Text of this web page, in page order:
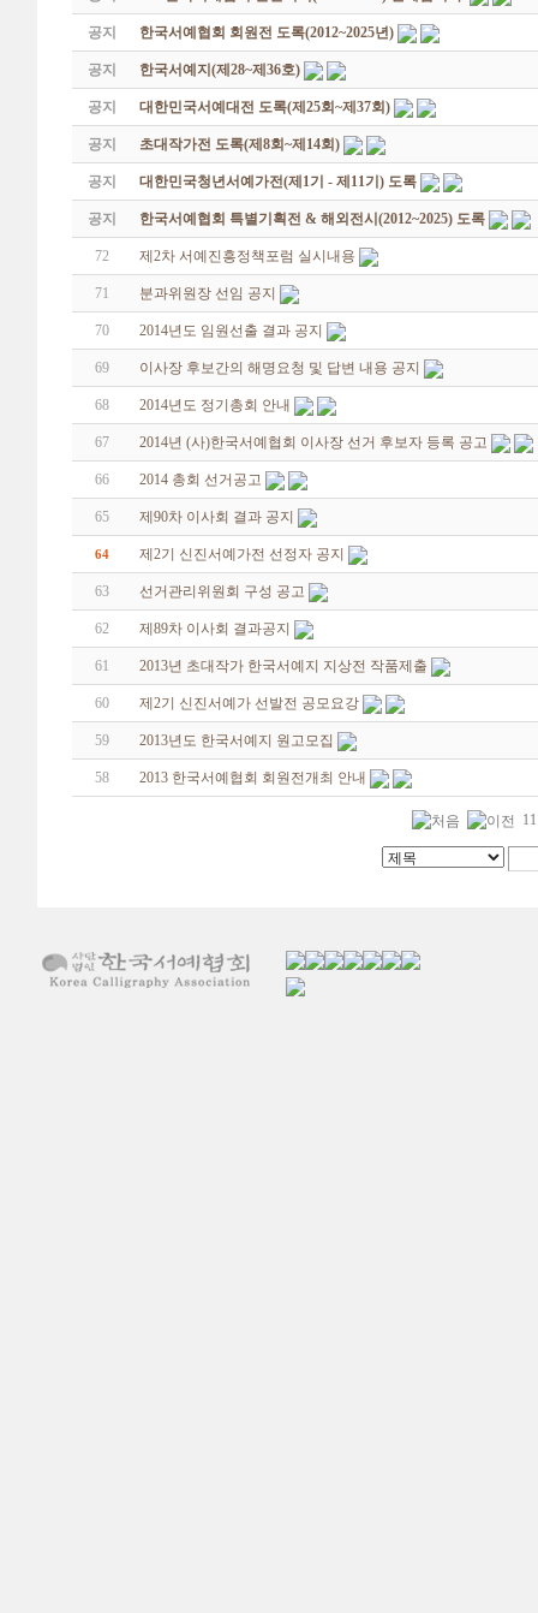
공지 한국서예협회 회원전 도록(2012~2025년)
공지 한국서예지(제28~제36호)
공지 대한민국서예대전 도록(제25회~제37회)
공지 초대작가전 도록(제8회~제14회)
공지 대한민국청년서예가전(제1기 - 제11기) 도록
공지 한국서예협회 특별기획전 & 해외전시(2012~2025) 도록
72 제2차 서예진흥정책포럼 실시내용
71 분과위원장 선임 공지
70 2014년도 임원선출 결과 공지
69 이사장 후보간의 해명요청 및 답변 내용 공지
68 2014년도 정기총회 안내
67 2014년 (사)한국서예협회 이사장 선거 후보자 등록 공고
66 2014 총회 선거공고
65 제90차 이사회 결과 공지
64 제2기 신진서예가전 선정자 공지
63 선거관리위원회 구성 공고
62 제89차 이사회 결과공지
61 2013년 초대작가 한국서예지 지상전 작품제출
60 제2기 신진서예가 선발전 공모요강
59 2013년도 한국서예지 원고모집
58 2013 한국서예협회 회원전개최 안내
11